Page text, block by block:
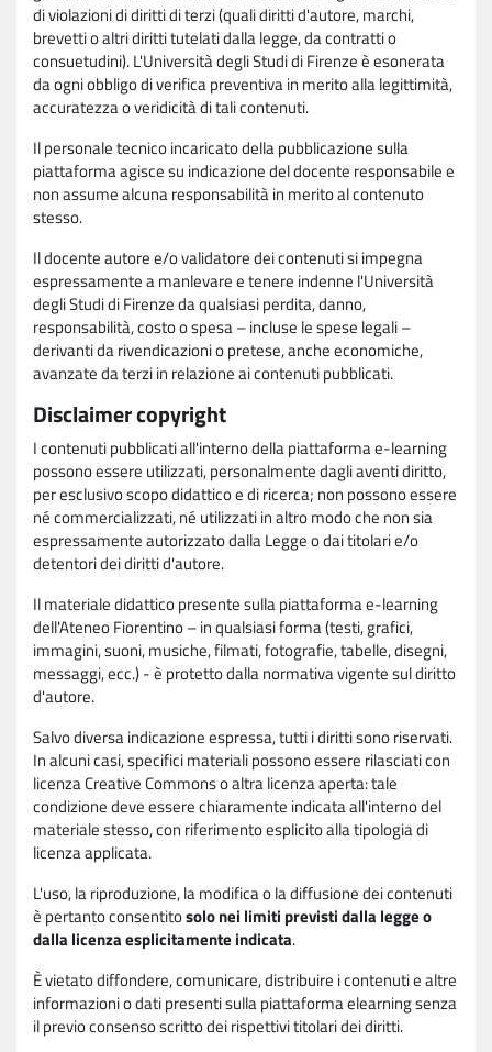
di violazioni di diritti di terzi (quali diritti d'autore, marchi,
brevetti o altri diritti tutelati dalla legge, da contratti o
consuetudini). L'Università degli Studi di Firenze è esonerata
da ogni obbligo di verifica preventiva in merito alla legittimità,
accuratezza o veridicità di tali contenuti.
Il personale tecnico incaricato della pubblicazione sulla
piattaforma agisce su indicazione del docente responsabile e
non assume alcuna responsabilità in merito al contenuto
stesso.
Il docente autore e/o validatore dei contenuti si impegna
espressamente a manlevare e tenere indenne l'Università
degli Studi di Firenze da qualsiasi perdita, danno,
responsabilità, costo o spesa – incluse le spese legali –
derivanti da rivendicazioni o pretese, anche economiche,
avanzate da terzi in relazione ai contenuti pubblicati.
Disclaimer copyright
I contenuti pubblicati all'interno della piattaforma e-learning
possono essere utilizzati, personalmente dagli aventi diritto,
per esclusivo scopo didattico e di ricerca; non possono essere
né commercializzati, né utilizzati in altro modo che non sia
espressamente autorizzato dalla Legge o dai titolari e/o
detentori dei diritti d'autore.
Il materiale didattico presente sulla piattaforma e-learning
dell'Ateneo Fiorentino – in qualsiasi forma (testi, grafici,
immagini, suoni, musiche, filmati, fotografie, tabelle, disegni,
messaggi, ecc.) - è protetto dalla normativa vigente sul diritto
d'autore.
Salvo diversa indicazione espressa, tutti i diritti sono riservati.
In alcuni casi, specifici materiali possono essere rilasciati con
licenza Creative Commons o altra licenza aperta: tale
condizione deve essere chiaramente indicata all'interno del
materiale stesso, con riferimento esplicito alla tipologia di
licenza applicata.
L'uso, la riproduzione, la modifica o la diffusione dei contenuti
è pertanto consentitosolo nei limiti previsti dalla legge o
dalla licenza esplicitamente indicata.
È vietato diffondere, comunicare, distribuire i contenuti e altre
informazioni o dati presenti sulla piattaforma elearning senza
il previo consenso scritto dei rispettivi titolari dei diritti.